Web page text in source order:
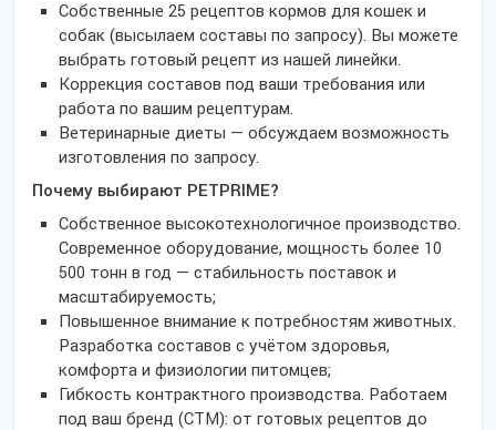
Собственные 25 рецептов кормов для кошек и
собак (высылаем составы по запросу). Вы можете
выбрать готовый рецепт из нашей линейки.
Коррекция составов под ваши требования или
работа по вашим рецептурам.
Ветеринарные диеты — обсуждаем возможность
изготовления по запросу.
Почему выбирают PETPRIME?
Собственное высокотехнологичное производство.
Современное оборудование, мощность более 10
500 тонн в год — стабильность поставок и
масштабируемость;
Повышенное внимание к потребностям животных.
Разработка составов с учётом здоровья,
комфорта и физиологии питомцев;
Гибкость контрактного производства. Работаем
под ваш бренд (СТМ): от готовых рецептов до